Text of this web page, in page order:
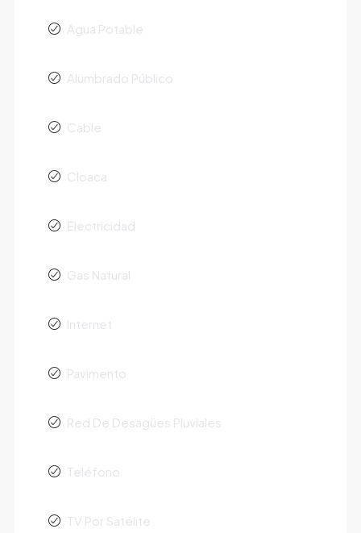
Agua Potable
Alumbrado Público
Cable
Cloaca
Electricidad
Gas Natural
Internet
Pavimento
Red De Desagües Pluviales
Teléfono
TV Por Satélite